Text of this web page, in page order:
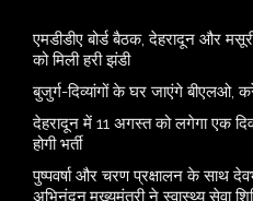
एमडीडीए बोर्ड बैठक, देहरादून और
को मिली हरी झंडी
बुजुर्ग-दिव्यांगों के घर जाएंगे बीएलओ,
​देहरादून में 11 अगस्त को लगेगा एक
होगी भर्ती
पुष्पवर्षा और चरण प्रक्षालन के साथ
अभिनंदन,मुख्यमंत्री ने स्वास्थ्य सेवा